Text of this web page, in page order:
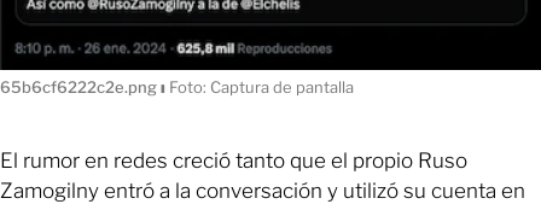
65b6cf6222c2e.pngı Foto: Captura de pantalla
El rumor en redes creció tanto que el propio Ruso
Zamogilny entró a la conversación y utilizó su cuenta en